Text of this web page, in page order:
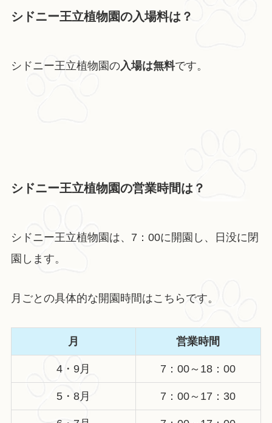
シドニー王立植物園の入場料は？
シドニー王立植物園の入場は無料です。
シドニー王立植物園の営業時間は？
シドニー王立植物園は、7：00に開園し、日没に閉
園します。
月ごとの具体的な開園時間はこちらです。
月 営業時間
4・9月 7：00～18：00
5・8月 7：00～17：30